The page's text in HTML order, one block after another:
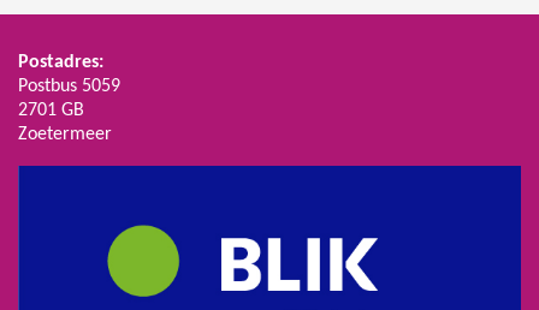
Postadres:
Postbus 5059
2701 GB
Zoetermeer